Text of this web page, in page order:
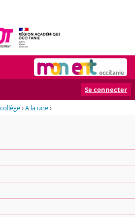
Se connecter
›A la une›